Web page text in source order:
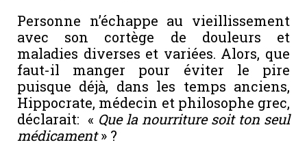
Personne n’échappe au vieillissement
avec son cortège de douleurs et
maladies diverses et variées. Alors, que
faut-il manger pour éviter le pire
puisque déjà, dans les temps anciens,
Hippocrate, médecin et philosophe grec,
déclarait: « Que la nourriture soit ton seul
médicament» ?